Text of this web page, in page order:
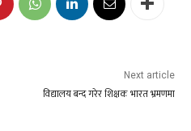
Next article
विद्यालय बन्द गरेर शिक्षक भारत भ्रमणमा